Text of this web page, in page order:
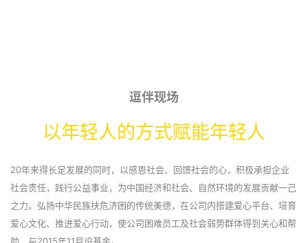
逗伴现场
以年轻人的方式赋能年轻人
20年来得长足发展的同时，以感恩社会、回馈社会的心，积极承担企业
社会责任，践行公益事业，为中国经济和社会、自然环境的发展贡献一己
之力。弘扬中华民族扶危济困的传统美德，在公司内搭建爱心平台、培育
爱心文化、推进爱心行动，使公司困难员工及社会弱势群体得到关心和帮